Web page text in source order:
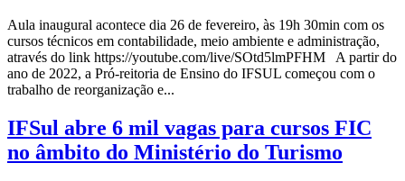
Aula inaugural acontece dia 26 de fevereiro, às 19h 30min com os
cursos técnicos em contabilidade, meio ambiente e administração,
através do link https://youtube.com/live/SOtd5lmPFHM A partir do
ano de 2022, a Pró-reitoria de Ensino do IFSUL começou com o
trabalho de reorganização e...
IFSul abre 6 mil vagas para cursos FIC
no âmbito do Ministério do Turismo